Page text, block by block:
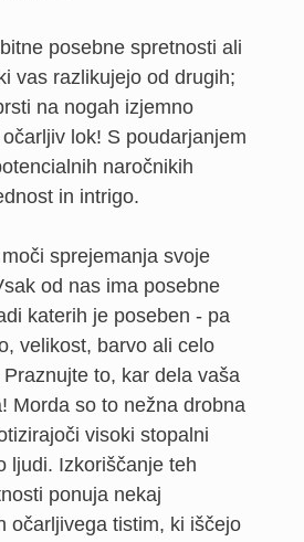
posebne spretnosti ali
vas razlikujejo od drugih;
na nogah izjemno
lok! S poudarjanjem
naročnikih
in intrigo.
sprejemanja svoje
od nas ima posebne
katerih je poseben - pa
velikost, barvo ali celo
to, kar dela vaša
Morda so to nežna drobna
visoki stopalni
ljudi. Izkoriščanje teh
ponuja nekaj
očarljivega tistim, ki iščejo